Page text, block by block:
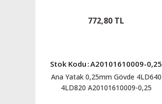
772,80 TL
Stok Kodu :A20101610009-0,25
Ana Yatak 0,25mm Gövde 4LD640
4LD820 A20101610009-0,25